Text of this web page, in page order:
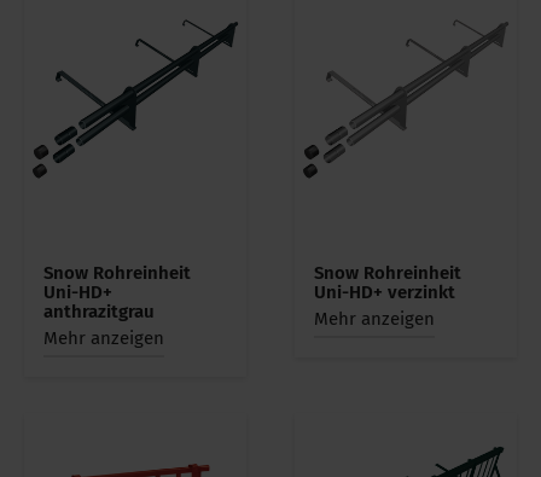
Snow Rohreinheit
Uni-HD+
anthrazitgrau
Mehr anzeigen
Snow Rohreinheit
Uni-HD+ verzinkt
Mehr anzeigen